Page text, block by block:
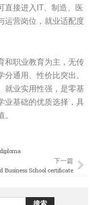
直接进入IT、制造、医
运营岗位，就业适配度
和职业教育为主，无传
通用、性价比突出。
就业实用性强，是零基
业基础的优质选择，具
下一篇
Business School certificate
搜索